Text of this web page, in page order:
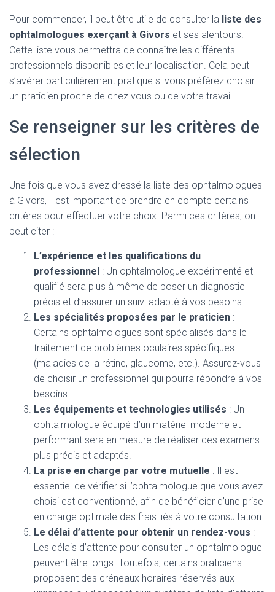
Pour commencer, il peut être utile de consulter la liste des
ophtalmologues exerçant à Givors et ses alentours.
Cette liste vous permettra de connaître les différents
professionnels disponibles et leur localisation. Cela peut
s’avérer particulièrement pratique si vous préférez choisir
un praticien proche de chez vous ou de votre travail.
Se renseigner sur les critères de
sélection
Une fois que vous avez dressé la liste des ophtalmologues
à Givors, il est important de prendre en compte certains
critères pour effectuer votre choix. Parmi ces critères, on
peut citer :
L’expérience et les qualifications du
professionnel : Un ophtalmologue expérimenté et
qualifié sera plus à même de poser un diagnostic
précis et d’assurer un suivi adapté à vos besoins.
Les spécialités proposées par le praticien :
Certains ophtalmologues sont spécialisés dans le
traitement de problèmes oculaires spécifiques
(maladies de la rétine, glaucome, etc.). Assurez-vous
de choisir un professionnel qui pourra répondre à vos
besoins.
Les équipements et technologies utilisés : Un
ophtalmologue équipé d’un matériel moderne et
performant sera en mesure de réaliser des examens
plus précis et adaptés.
La prise en charge par votre mutuelle : Il est
essentiel de vérifier si l’ophtalmologue que vous avez
choisi est conventionné, afin de bénéficier d’une prise
en charge optimale des frais liés à votre consultation.
Le délai d’attente pour obtenir un rendez-vous :
Les délais d’attente pour consulter un ophtalmologue
peuvent être longs. Toutefois, certains praticiens
proposent des créneaux horaires réservés aux